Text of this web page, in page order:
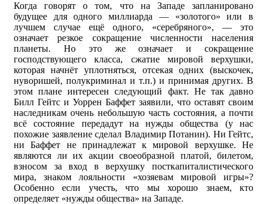
Когда говорят о том, что на Западе запланировано
будущее для одного миллиарда — «золотого» или в
лучшем случае ещё одного, «серебряного», — это
означает резкое сокращение численности населения
планеты. Но это же означает и сокращение
господствующего класса, сжатие мировой верхушки,
которая начнёт уплотняться, отсекая одних (выскочек,
нуворишей, полукриминал и т.п.) и принимая других. В
этом плане интересен следующий факт. Не так давно
Билл Гейтс и Уоррен Баффет заявили, что оставят своим
наследникам очень небольшую часть состояния, а почти
всё состояние передадут на нужды общества (у нас
похожие заявление сделал Владимир Потанин). Ни Гейтс,
ни Баффет не принадлежат к мировой верхушке. Не
являются ли их акции своеобразной платой, билетом,
взносом за вход в верхушку посткапиталистического
мира, знаком лояльности «хозяевам мировой игры»?
Особенно если учесть, что мы хорошо знаем, кто
определяет «нужды общества» на Западе.